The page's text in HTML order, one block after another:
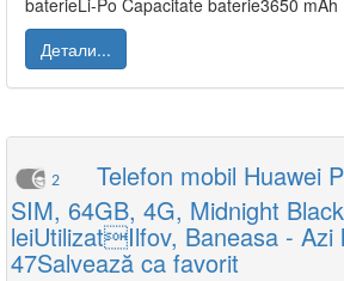
baterieLi-Po Capacitate baterie3650
Детали...
2
Telefon mobil Huawei
SIM, 64GB, 4G, Midnight
leiUtilizatIlfov, Baneasa - Azi
47Salvează ca favorit